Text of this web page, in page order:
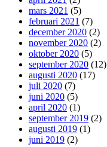
mars 2021 (5)
februari 2021 (7)
december 2020 (2)
november 2020 (2)
oktober 2020 (5)
september 2020 (12)
augusti 2020 (17)
juli 2020 (7)
juni 2020 (5)
april 2020 (1)
september 2019 (2)
augusti 2019 (1)
juni 2019 (2)